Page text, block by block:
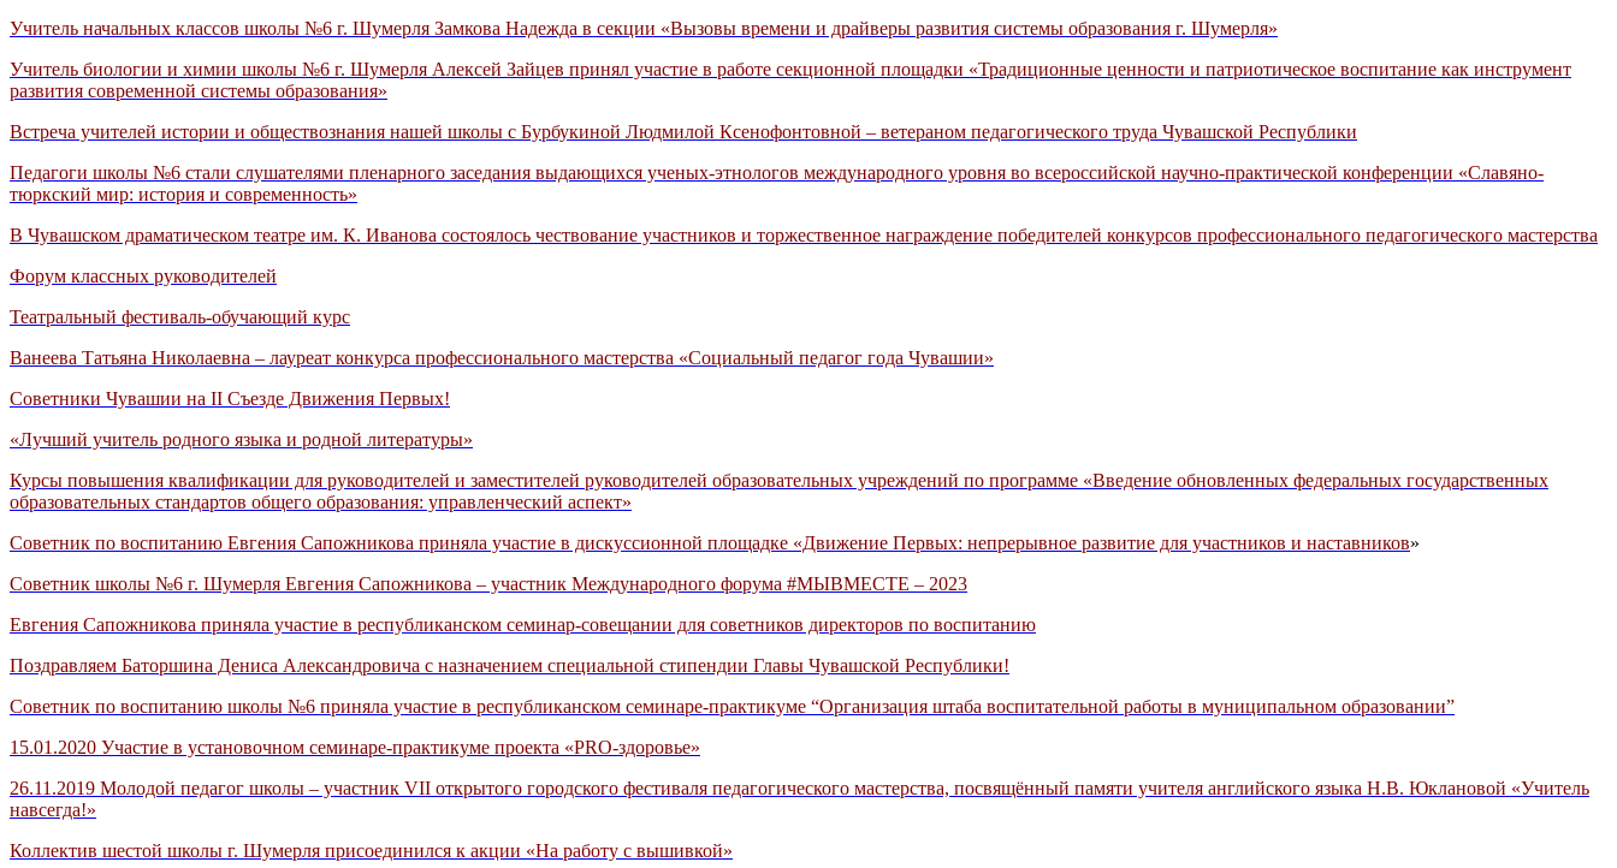
Учитель начальных классов школы №6 г. Шумерля Замкова Надежда в секции «Вызовы времени и драйверы развития системы образования г. Шумерля»
Учитель биологии и химии школы №6 г. Шумерля Алексей Зайцев принял участие в работе секционной площадки «Традиционные ценности и патриотическое воспитание как инструмент
развития современной системы образования»
Встреча учителей истории и обществознания нашей школы с Бурбукиной Людмилой Ксенофонтовной – ветераном педагогического труда Чувашской Республики
Педагоги школы №6 стали слушателями пленарного заседания выдающихся ученых-этнологов международного уровня во всероссийской научно-практической конференции «Славяно-
тюркский мир: история и современность»
В Чувашском драматическом театре им. К. Иванова состоялось чествование участников и торжественное награждение победителей конкурсов профессионального педагогического мастерства
Форум классных руководителей
Театральный фестиваль-обучающий курс
Ванеева Татьяна Николаевна – лауреат конкурса профессионального мастерства «Социальный педагог года Чувашии»
Советники Чувашии на II Съезде Движения Первых!
«Лучший учитель родного языка и родной литературы»
Курсы повышения квалификации для руководителей и заместителей руководителей образовательных учреждений по программе «Введение обновленных федеральных государственных
образовательных стандартов общего образования: управленческий аспект»
Советник по воспитанию Евгения Сапожникова приняла участие в дискуссионной площадке «Движение Первых: непрерывное развитие для участников и наставников»
Советник школы №6 г. Шумерля Евгения Сапожникова – участник Международного форума #МЫВМЕСТЕ – 2023
Евгения Сапожникова приняла участие в республиканском семинар-совещании для советников директоров по воспитанию
Поздравляем Баторшина Дениса Александровича с назначением специальной стипендии Главы Чувашской Республики!
Советник по воспитанию школы №6 приняла участие в республиканском семинаре-практикуме “Организация штаба воспитательной работы в муниципальном образовании”
15.01.2020 Участие в установочном семинаре-практикуме проекта «PRO-здоровье»
26.11.2019 Молодой педагог школы – участник VII открытого городского фестиваля педагогического мастерства, посвящённый памяти учителя английского языка Н.В. Юклановой «Учитель
навсегда!»
Коллектив шестой школы г. Шумерля присоединился к акции «На работу с вышивкой»